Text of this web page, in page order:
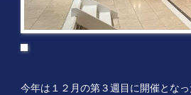
今年は１２月の第３週目に開催とな